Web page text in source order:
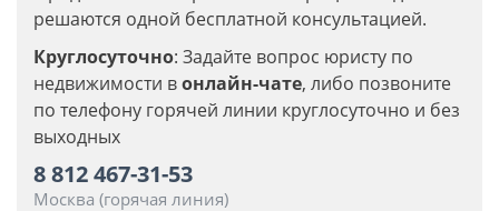
решаются одной бесплатной консультацией.
Круглосуточно: Задайте вопрос юристу по
недвижимости вонлайн-чате, либо позвоните
по телефону горячей линии круглосуточно и без
выходных
8 812 467-31-53
Москва (горячая линия)